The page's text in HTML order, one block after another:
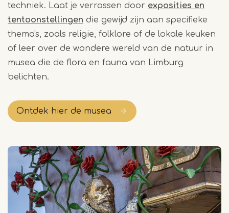
techniek. Laat je verrassen door exposities en
tentoonstellingen die gewijd zijn aan specifieke
thema's, zoals religie, folklore of de lokale keuken
of leer over de wondere wereld van de natuur in
musea die de flora en fauna van Limburg
belichten.
Ontdek hier de musea